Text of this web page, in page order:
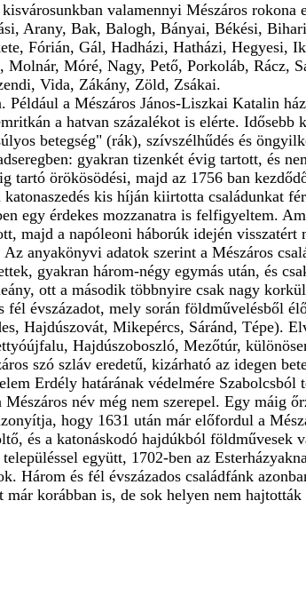
valamennyi Mészáros rokona
Arany, Bak, Balogh, Bányai, Békési,
Fórián, Gál, Hadházi, Hatházi, Hegyesi,
Móré, Nagy, Pető, Porkoláb, Rácz,
Vida, Zákány, Zöld, Zsákai.
a Mészáros János-Liszkai Katalin
a hatvan százalékot is elérte.
betegség" (rák), szívszélhűdés és
gyakran tizenkét évig tartott, és
örökösödési, majd az 1756 ban
kis híján kiirtotta családunkat
egy érdekes mozzanatra is felfigyeltem.
majd a napóleoni háborúk idején visszatért
anyakönyvi adatok szerint a Mészáros
gyakran három-négy egymás után, és
ott a második többnyire csak nagy
évszázadot, mely során földművelésből
Hajdúszovát, Mikepércs, Sáránd, Tépe).
Hajdúszoboszló, Mezőtúr,
szó szláv eredetű, kizárható az idegen
Erdély határának védelmére Szabolcsból
név még nem szerepel. Egy máig
hogy 1631 után már előfordul a
és a katonáskodó hajdúkból földművesek
együtt, 1702-ben az
Három és fél évszázados családfánk
korábban is, de sok helyen nem